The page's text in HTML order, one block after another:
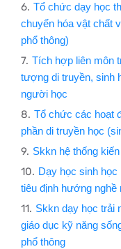
Tổ chức dạy học
chuyển hóa vật chất
phổ thông)​
Tích hợp liên môn
tượng di truyền, sinh
người học
Tổ chức các hoạt
phần di truyền học
Skkn hệ thống
Dạy học sinh học
tiêu định hướng nghề
Skkn dạy học trải
giáo dục kỹ năng
phổ thông